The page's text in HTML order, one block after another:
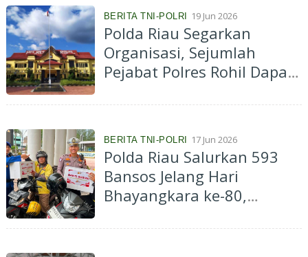
BERITA TNI-POLRI 19 Jun 2026
Polda Riau Segarkan
Organisasi, Sejumlah
Pejabat Polres Rohil Dapat
BERITA TNI-POLRI 17 Jun 2026
Polda Riau Salurkan 593
Bansos Jelang Hari
Bhayangkara ke-80,
Masyarakat